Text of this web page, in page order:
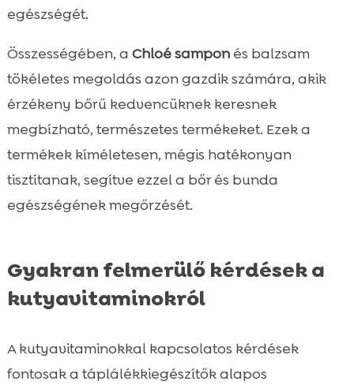
egészségét.
Összességében, a Chloé samponés balzsam
tökéletes megoldás azon gazdik számára, akik
érzékeny bőrű kedvencüknek keresnek
megbízható, természetes termékeket. Ezek a
termékek kíméletesen, mégis hatékonyan
tisztítanak, segítve ezzel a bőr és bunda
egészségének megőrzését.
Gyakran felmerülő kérdések a
kutyavitaminokról
A kutyavitaminokkal kapcsolatos kérdések
fontosak a táplálékkiegészítők alapos